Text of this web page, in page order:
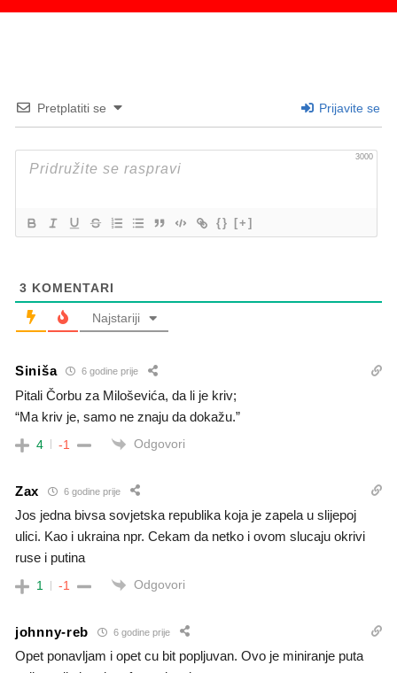
Pretplatiti se Prijavite se
3000
{} [+]
3 KOMENTARI
Najstariji
Siniša 6 godine prije
Pitali Čorbu za Miloševića, da li je kriv;
“Ma kriv je, samo ne znaju da dokažu.”
4 -1 Odgovori
Zax 6 godine prije
Jos jedna bivsa sovjetska republika koja je zapela u slijepoj
ulici. Kao i ukraina npr. Cekam da netko i ovom slucaju okrivi
ruse i putina
1 -1 Odgovori
johnny-reb 6 godine prije
Opet ponavljam i opet cu bit popljuvan. Ovo je miniranje puta